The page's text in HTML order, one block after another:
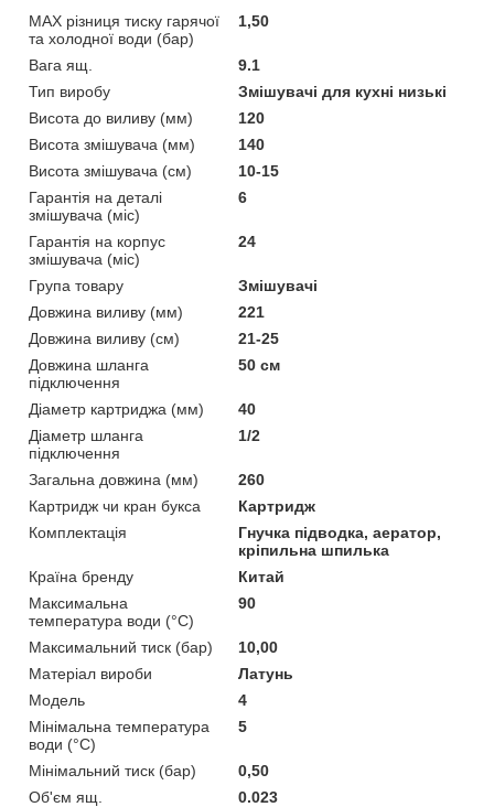
MAX різниця тиску гарячої
та холодної води (бар)
1,50
Вага ящ.
9.1
Тип виробу
Змішувачі для кухні низькі
Висота до виливу (мм)
120
Висота змішувача (мм)
140
Висота змішувача (см)
10-15
Гарантія на деталі
змішувача (міс)
6
Гарантія на корпус
змішувача (міс)
24
Група товару
Змішувачі
Довжина виливу (мм)
221
Довжина виливу (см)
21-25
Довжина шланга
підключення
50 см
Діаметр картриджа (мм)
40
Діаметр шланга
підключення
1/2
Загальна довжина (мм)
260
Картридж чи кран букса
Картридж
Комплектація
Гнучка підводка, аератор,
кріпильна шпилька
Країна бренду
Китай
Максимальна
температура води (°C)
90
Максимальний тиск (бар)
10,00
Матеріал вироби
Латунь
Мoдель
4
Мінімальна температура
води (°C)
5
Мінімальний тиск (бар)
0,50
Об'єм ящ.
0.023